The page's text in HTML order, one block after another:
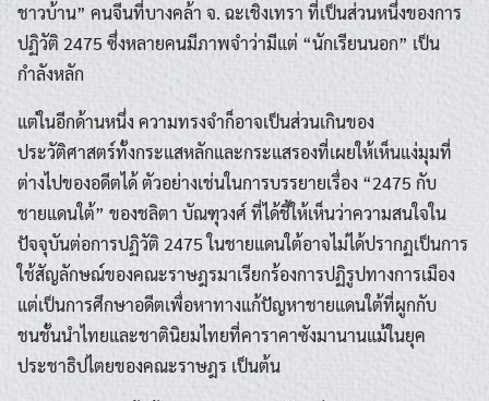
ชาวบ้าน” คนจีนที่บางคล้า จ. ฉะเชิงเทรา ที่เป็นส่วนหนึ่งของการ
ปฏิวัติ 2475 ซึ่งหลายคนมีภาพจำว่ามีแต่ “นักเรียนนอก” เป็น
กำลังหลัก
แต่ในอีกด้านหนึ่ง ความทรงจำก็อาจเป็นส่วนเกินของ
ประวัติศาสตร์ทั้งกระแสหลักและกระแสรองที่เผยให้เห็นแง่มุมที่
ต่างไปของอดีตได้ ตัวอย่างเช่นในการบรรยายเรื่อง “2475 กับ
ชายแดนใต้” ของชลิตา บัณฑุวงศ์ ที่ได้ชี้ให้เห็นว่าความสนใจใน
ปัจจุบันต่อการปฏิวัติ 2475 ในชายแดนใต้อาจไม่ได้ปรากฏเป็นการ
ใช้สัญลักษณ์ของคณะราษฎรมาเรียกร้องการปฏิรูปทางการเมือง
แต่เป็นการศึกษาอดีตเพื่อหาทางแก้ปัญหาชายแดนใต้ที่ผูกกับ
ชนชั้นนำไทยและชาตินิยมไทยที่คาราคาซังมานานแม้ในยุค
ประชาธิปไตยของคณะราษฎร เป็นต้น